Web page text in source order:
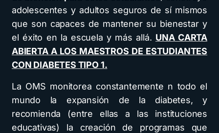
adolescentes y adultos seguros de sí mismos
que son capaces de mantener su bienestar y
el éxito en la escuela y más allá. UNA CARTA
ABIERTA A LOS MAESTROS DE ESTUDIANTES
CON DIABETES TIPO 1.
La OMS monitorea constantemente n todo el
mundo la expansión de la diabetes, y
recomienda (entre ellas a las instituciones
educativas) la creación de programas que